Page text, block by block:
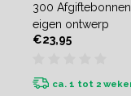
300
eigen ontwerp
€23,95
ca. 1 tot 2